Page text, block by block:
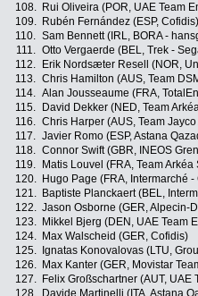
108.
Rui Oliveira (POR, UAE Team
109.
Rubén Fernández (ESP, Cofidis)
110. Sam Bennett (IRL, BORA -
111. Otto Vergaerde (BEL, Trek -
112.
Erik Nordsæter Resell (NOR,
113. Chris Hamilton (AUS, Team
114. Alan Jousseaume (FRA,
115.
David Dekker (NED, Team
116. Chris Harper (AUS, Team
117. Javier Romo (ESP, Astana
118. Connor Swift (GBR, INEOS
119.
Matis Louvel (FRA, Team Arkéa
120.
Hugo Page (FRA, Intermarché
121.
Baptiste Planckaert (BEL,
122. Jason Osborne (GER, Alpecin-
123.
Mikkel Bjerg (DEN, UAE Team
124.
Max Walscheid (GER, Cofidis)
125.
Ignatas Konovalovas (LTU,
126.
Max Kanter (GER, Movistar
127.
Felix Großschartner (AUT, UAE
128.
Davide Martinelli (ITA, Astana